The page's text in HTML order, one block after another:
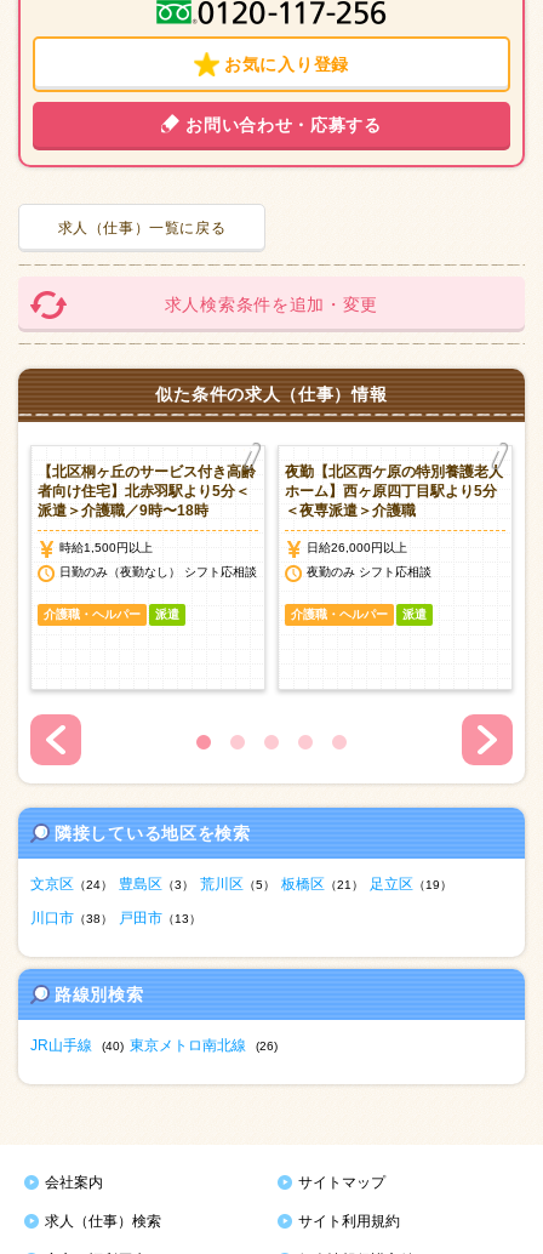
お気に入り登録
お問い合わせ・応募する
求人（仕事）一覧に戻る
求人検索条件を追加・変更
似た条件の求人（仕事）情報
【北区桐ヶ丘のサービス付き高齢
者向け住宅】北赤羽駅より5分＜
派遣＞介護職／9時〜18時
時給1,500円以上
日勤のみ（夜勤なし） シフト応相談
介護職・ヘルパー 派遣
夜勤【北区西ケ原の特別養護老人
ホーム】西ヶ原四丁目駅より5分
＜夜専派遣＞介護職
日給26,000円以上
夜勤のみ シフト応相談
介護職・ヘルパー 派遣
隣接している地区を検索
文京区 （24） 豊島区 （3） 荒川区 （5） 板橋区 （21） 足立区 （19）
川口市 （38） 戸田市 （13）
路線別検索
JR山手線 (40) 東京メトロ南北線 (26)
会社案内 サイトマップ
求人（仕事）検索 サイト利用規約